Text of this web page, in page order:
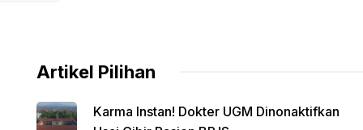
Artikel Pilihan
Karma Instan! Dokter UGM Dinonaktifkan